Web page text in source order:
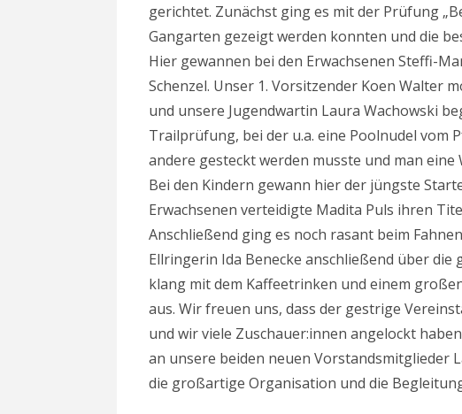
gerichtet. Zunächst ging es mit der Prüfung
Gangarten gezeigt werden konnten und die
Hier gewannen bei den Erwachsenen Steffi-
Schenzel. Unser 1. Vorsitzender Koen Walter
und unsere Jugendwartin Laura Wachowski
Trailprüfung, bei der u.a. eine Poolnudel vom
andere gesteckt werden musste und man
Bei den Kindern gewann hier der jüngste
Erwachsenen verteidigte Madita Puls ihren
Anschließend ging es noch rasant beim
Ellringerin Ida Benecke anschließend über die
klang mit dem Kaffeetrinken und einem
aus. Wir freuen uns, dass der gestrige
und wir viele Zuschauer:innen angelockt
an unsere beiden neuen Vorstandsmitglieder
die großartige Organisation und die